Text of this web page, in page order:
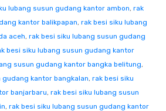
lubang susun gudang kantor ambon, rak
kantor balikpapan, rak besi siku lubang
aceh, rak besi siku lubang susun gudang
besi siku lubang susun gudang kantor
susun gudang kantor bangka belitung,
kantor bangkalan, rak besi siku
banjarbaru, rak besi siku lubang susun
, rak besi siku lubang susun gudang kantor